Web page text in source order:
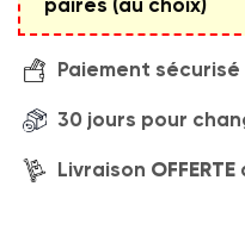
Paiement sécurisé
30 jours pour
Livraison OFFERTE